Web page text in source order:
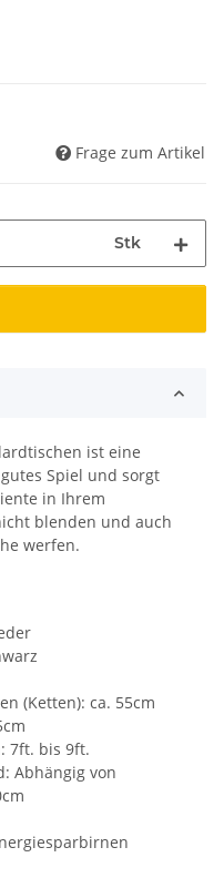
Frage zum Artikel
Stk
ist eine
Spiel und sorgt
in Ihrem
blenden und auch
werfen.
(Ketten): ca. 55cm
7ft. bis 9ft.
Abhängig von